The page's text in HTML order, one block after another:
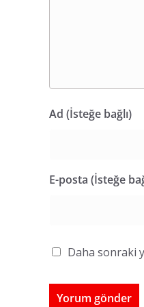
Ad (İsteğe bağlı)
E-posta (İsteğe
Daha sonraki